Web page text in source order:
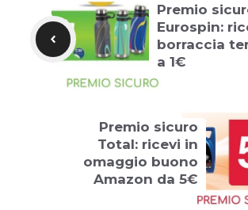
Premio
Eurospin:
borraccia
a 1€
Premio sicuro
Total: ricevi in
omaggio buono
Amazon da 5€